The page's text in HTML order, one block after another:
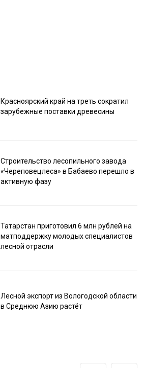
Красноярский край на треть сократил
зарубежные поставки древесины
Строительство лесопильного завода
«Череповецлеса» в Бабаево перешло в
активную фазу
Татарстан приготовил 6 млн рублей на
матподдержку молодых специалистов
лесной отрасли
Лесной экспорт из Вологодской области
в Среднюю Азию растёт